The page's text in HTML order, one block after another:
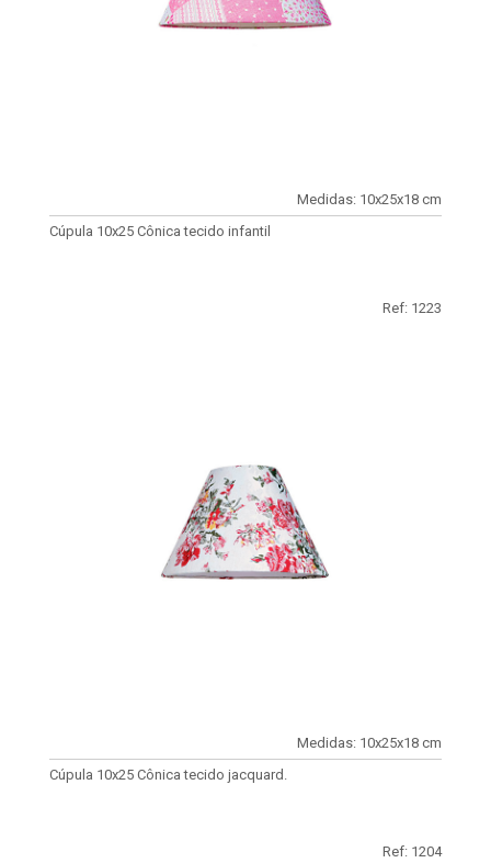
Medidas: 10x25x18 cm
Cúpula 10x25 Cônica tecido infantil
Ref: 1223
Medidas: 10x25x18 cm
Cúpula 10x25 Cônica tecido jacquard.
Ref: 1204